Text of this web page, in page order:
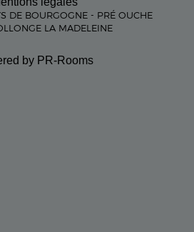
DE BOURGOGNE - PRÉ OUCHE
LA MADELEINE
by PR-Rooms